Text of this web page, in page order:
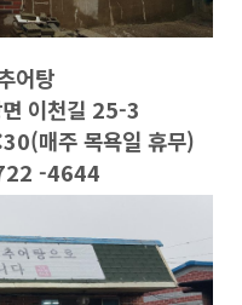
어탕
이천길 25-3
매주 목욕일 휴무)
-4644